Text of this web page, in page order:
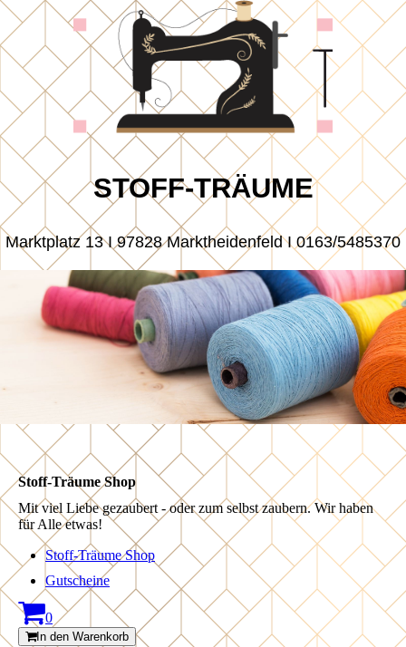
STOFF-TRÄUME
Marktplatz 13 I 97828 Marktheidenfeld I 0163/5485370
Stoff-Träume Shop
Mit viel Liebe gezaubert - oder zum selbst zaubern. Wir haben
für Alle etwas!
Stoff-Träume Shop
Gutscheine
0
In den Warenkorb